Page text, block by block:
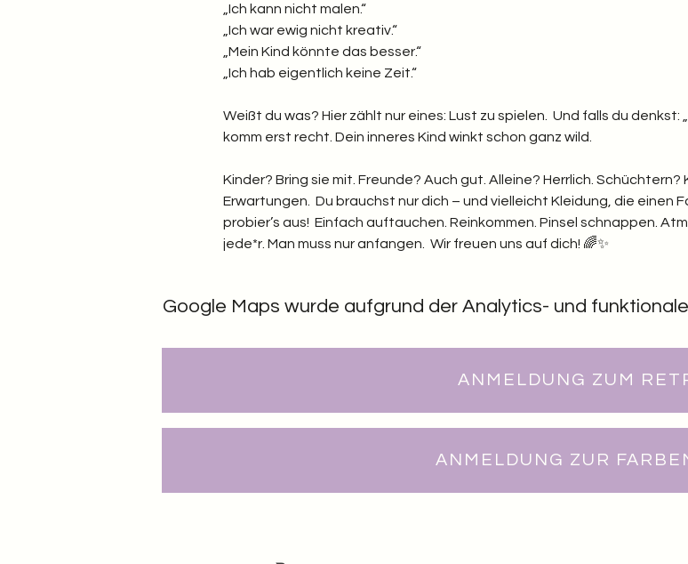
„Ich kann nicht malen.“
„Ich war ewig nicht kreativ.“
„Mein Kind könnte das besser.“
„Ich hab eigentlich keine Zeit.“
Weißt du was? Hier zählt nur eines: Lust zu spielen.  Und falls du denkst:
komm erst recht. Dein inneres Kind winkt schon ganz wild.
Kinder? Bring sie mit. Freunde? Auch gut. Alleine? Herrlich.
Erwartungen.  Du brauchst nur dich – und vielleicht Kleidung, die einen
probier’s aus!  Einfach auftauchen. Reinkommen. Pinsel schnappen.
jede*r. Man muss nur anfangen.  Wir freuen uns auf dich! 🌈✨
Google Maps wurde aufgrund der Analytics- und
ANMELDUNG ZUM
ANMELDUNG ZUR